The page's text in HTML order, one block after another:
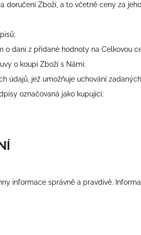
doručení Zboží, a to včetně ceny za
o dani z přidané hodnoty na Celkovou
o koupi Zboží s Námi;
údajů, jež umožňuje uchování
označovaná jako kupující;
informace správně a pravdivě.